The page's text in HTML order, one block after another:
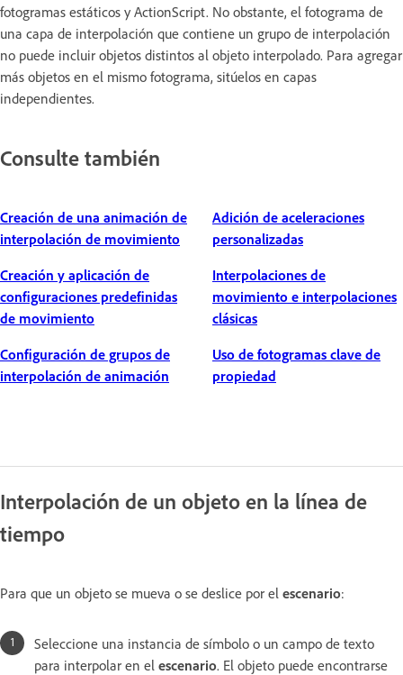
fotogramas estáticos y ActionScript. No obstante, el fotograma de
una capa de interpolación que contiene un grupo de interpolación
no puede incluir objetos distintos al objeto interpolado. Para agregar
más objetos en el mismo fotograma, sitúelos en capas
independientes.
Consulte también
Creación de una animación de
interpolación de movimiento
Creación y aplicación de
configuraciones predefinidas
de movimiento
Configuración de grupos de
interpolación de animación
Adición de aceleraciones
personalizadas
Interpolaciones de
movimiento e interpolaciones
clásicas
Uso de fotogramas clave de
propiedad
Interpolación de un objeto en la línea de
tiempo
Para que un objeto se mueva o se deslice por el escenario:
Seleccione una instancia de símbolo o un campo de texto
para interpolar en el escenario. El objeto puede encontrarse